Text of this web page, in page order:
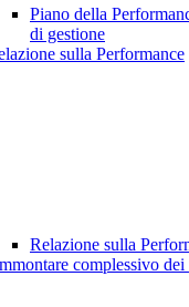
Piano della
di gestione
sulla Performance
Relazione sulla
complessivo dei